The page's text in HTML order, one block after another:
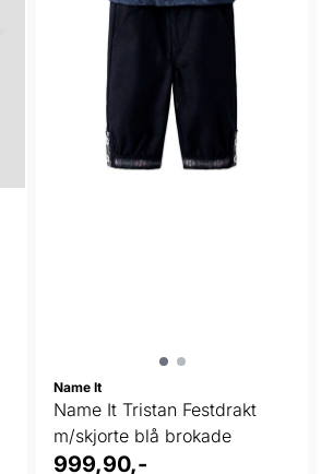
Name It
Name It Tristan Festdrakt
m/skjorte blå brokade
999,90,-